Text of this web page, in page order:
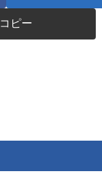
コピー